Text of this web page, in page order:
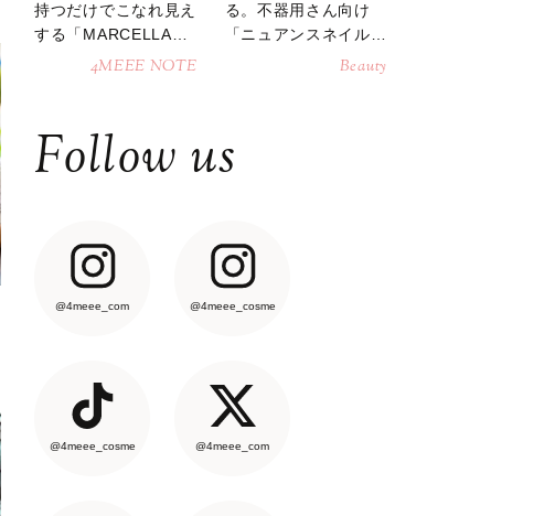
持つだけでこなれ見え
する「MARCELLAト
ートバッグ」4MEEE NOTE
る。不器用さん向け
「ニュアンスネイル」
Beauty
Follow us
@4meee_com @4meee_cosme
@4meee_cosme @4meee_com